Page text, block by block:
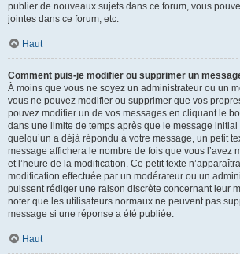
publier de nouveaux sujets dans ce forum, vous
jointes dans ce forum, etc.
Haut
Comment puis-je modifier ou supprimer un
À moins que vous ne soyez un administrateur ou un
vous ne pouvez modifier ou supprimer que vos
pouvez modifier un de vos messages en cliquant le
dans une limite de temps après que le message initial
quelqu’un a déjà répondu à votre message, un petit
message affichera le nombre de fois que vous l’avez
et l’heure de la modification. Ce petit texte n’apparaîtra
modification effectuée par un modérateur ou un
puissent rédiger une raison discrète concernant leur
noter que les utilisateurs normaux ne peuvent pas
message si une réponse a été publiée.
Haut